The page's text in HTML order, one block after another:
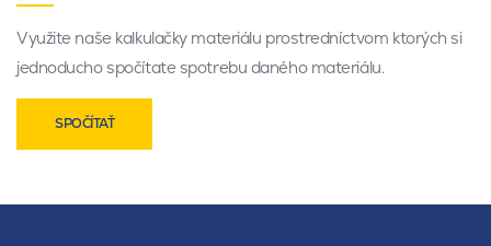
Využite naše kalkulačky materiálu prostredníctvom ktorých si
jednoducho spočítate spotrebu daného materiálu.
SPOČÍTAŤ